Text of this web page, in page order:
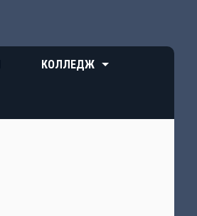
КОЛЛЕДЖ